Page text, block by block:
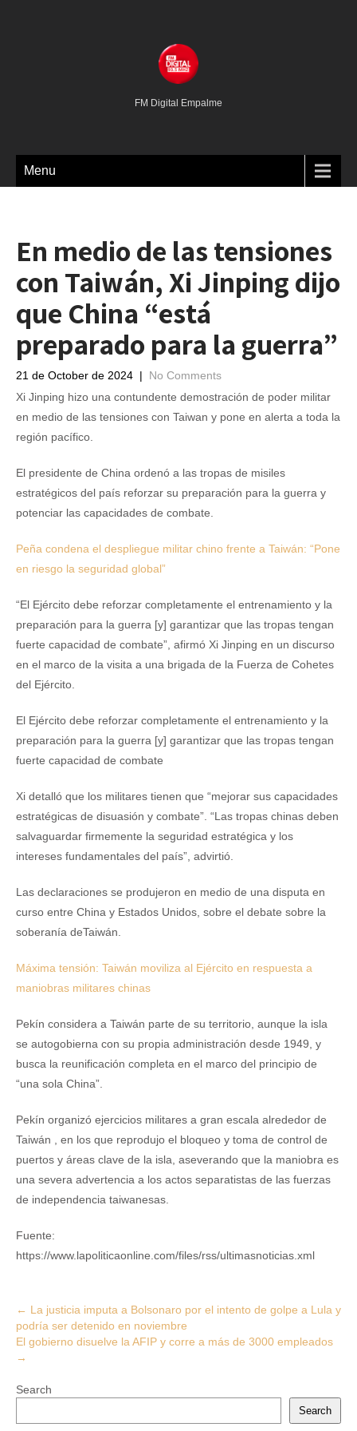
FM Digital Empalme
Menu
En medio de las tensiones
con Taiwán, Xi Jinping dijo
que China “está
preparado para la guerra”
21 de October de 2024 | No Comments
Xi Jinping hizo una contundente demostración de poder militar
en medio de las tensiones con Taiwan y pone en alerta a toda la
región pacífico.
El presidente de China ordenó a las tropas de misiles
estratégicos del país reforzar su preparación para la guerra y
potenciar las capacidades de combate.
Peña condena el despliegue militar chino frente a Taiwán: “Pone
en riesgo la seguridad global”
“El Ejército debe reforzar completamente el entrenamiento y la
preparación para la guerra [y] garantizar que las tropas tengan
fuerte capacidad de combate”, afirmó Xi Jinping en un discurso
en el marco de la visita a una brigada de la Fuerza de Cohetes
del Ejército.
El Ejército debe reforzar completamente el entrenamiento y la
preparación para la guerra [y] garantizar que las tropas tengan
fuerte capacidad de combate
Xi detalló que los militares tienen que “mejorar sus capacidades
estratégicas de disuasión y combate”. “Las tropas chinas deben
salvaguardar firmemente la seguridad estratégica y los
intereses fundamentales del país”, advirtió.
Las declaraciones se produjeron en medio de una disputa en
curso entre China y Estados Unidos, sobre el debate sobre la
soberanía deTaiwán.
Máxima tensión: Taiwán moviliza al Ejército en respuesta a
maniobras militares chinas
Pekín considera a Taiwán parte de su territorio, aunque la isla
se autogobierna con su propia administración desde 1949, y
busca la reunificación completa en el marco del principio de
“una sola China”.
Pekín organizó ejercicios militares a gran escala alrededor de
Taiwán , en los que reprodujo el bloqueo y toma de control de
puertos y áreas clave de la isla, aseverando que la maniobra es
una severa advertencia a los actos separatistas de las fuerzas
de independencia taiwanesas.
Fuente:
https://www.lapoliticaonline.com/files/rss/ultimasnoticias.xml
Post
navigation
← La justicia imputa a Bolsonaro por el intento de golpe a Lula y
podría ser detenido en noviembre
El gobierno disuelve la AFIP y corre a más de 3000 empleados
→
Search
Search